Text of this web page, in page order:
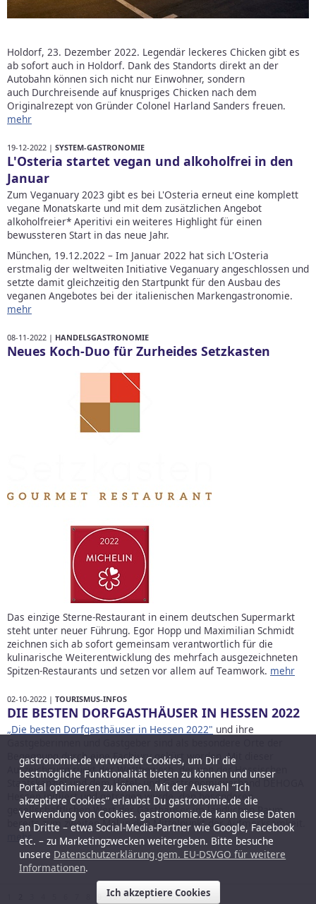
Holdorf, 23. Dezember 2022. Legendär leckeres Chicken gibt es
ab sofort auch in Holdorf. Dank des Standorts direkt an der
Autobahn können sich nicht nur Einwohner, sondern
auch Durchreisende auf knuspriges Chicken nach dem
Originalrezept von Gründer Colonel Harland Sanders freuen.
mehr
19-12-2022 | SYSTEM-GASTRONOMIE
L'Osteria startet vegan und alkoholfrei in den
Januar
Zum Veganuary 2023 gibt es bei L'Osteria erneut eine komplett
vegane Monatskarte und mit dem zusätzlichen Angebot
alkoholfreier* Aperitivi ein weiteres Highlight für einen
bewussteren Start in das neue Jahr.
München, 19.12.2022 – Im Januar 2022 hat sich L'Osteria
erstmalig der weltweiten Initiative Veganuary angeschlossen und
setzte damit gleichzeitig den Startpunkt für den Ausbau des
veganen Angebotes bei der italienischen Markengastronomie.
mehr
08-11-2022 | HANDELSGASTRONOMIE
Neues Koch-Duo für Zurheides Setzkasten
Das einzige Sterne-Restaurant in einem deutschen Supermarkt
steht unter neuer Führung. Egor Hopp und Maximilian Schmidt
zeichnen sich ab sofort gemeinsam verantwortlich für die
kulinarische Weiterentwicklung des mehrfach ausgezeichneten
Spitzen-Restaurants und setzen vor allem auf Teamwork. mehr
02-10-2022 | TOURISMUS-INFOS
DIE BESTEN DORFGASTHÄUSER IN HESSEN 2022
„Die besten Dorfgasthäuser in Hessen 2022" und ihre
Begegnung durch eine Fachjury gekürt worden. Mit dieser
Auszeichnung rückt der Wettbewerb, der von der Hessischen
Staatskanzlei und dem Hotel- und Gastronomieverband DEHOGA
Hessen initiiert und getragen wurde, den besonderen
gesellschaftlichen Wert der Gasthäuser im ländlichen Raum
bereits zum zweiten Mal in den Mittelpunkt der Aufmerksamkeit.
mehr
10 11 12 13 14 15 16
gastronomie.de verwendet Cookies, um Dir die
bestmögliche Funktionalität bieten zu können und unser
Portal optimieren zu können. Mit der Auswahl “Ich
akzeptiere Cookies” erlaubst Du gastronomie.de die
Verwendung von Cookies. gastronomie.de kann diese Daten
an Dritte – etwa Social-Media-Partner wie Google, Facebook
etc. – zu Marketingzwecken weitergeben. Bitte besuche
unsere Datenschutzerklärung gem. EU-DSVGO für weitere
Informationen.
Ich akzeptiere Cookies